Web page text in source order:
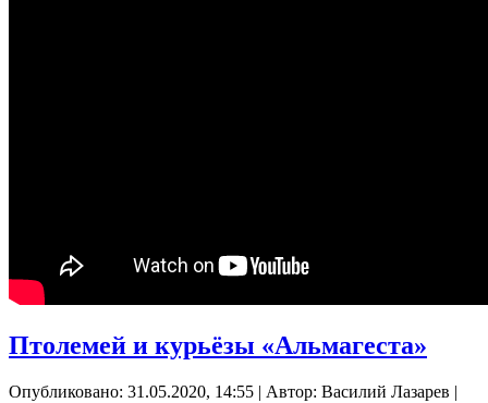
Птолемей и курьёзы «Альмагеста»
Опубликовано: 31.05.2020, 14:55 | Автор: Василий Лазарев |